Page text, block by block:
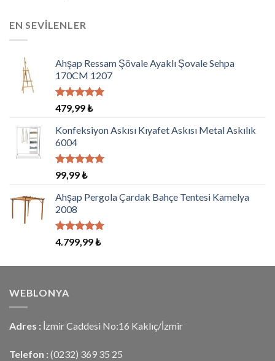
EN SEVILENLER
Ahşap Ressam Şövale Ayaklı Şovale Sehpa
170CM 1207
5 üzerinden
5.00oy
aldı
479,99₺
Konfeksiyon Askısı Kıyafet Askısı Metal Askılık
6004
5 üzerinden
5.00
aldı
99,99₺
Ahşap Pergola Çardak Bahçe Tentesi Kamelya
2008
5 üzerinden
oy
4.799,99₺
WEBLONYA
Adres : İzmir Caddesi No:16 Kaklıç/İzmir
Telefon : (0232) 369 35 25